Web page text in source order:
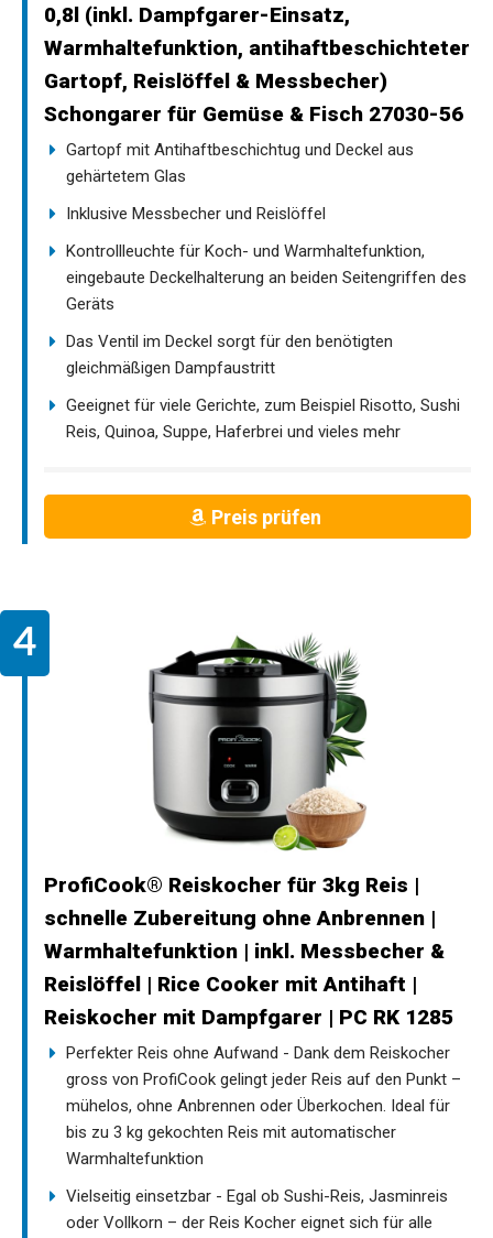
0,8l (inkl. Dampfgarer-Einsatz,
Warmhaltefunktion, antihaftbeschichteter
Gartopf, Reislöffel & Messbecher)
Schongarer für Gemüse & Fisch 27030-56
Gartopf mit Antihaftbeschichtug und Deckel aus
gehärtetem Glas
Inklusive Messbecher und Reislöffel
Kontrollleuchte für Koch- und Warmhaltefunktion,
eingebaute Deckelhalterung an beiden Seitengriffen des
Geräts
Das Ventil im Deckel sorgt für den benötigten
gleichmäßigen Dampfaustritt
Geeignet für viele Gerichte, zum Beispiel Risotto, Sushi
Reis, Quinoa, Suppe, Haferbrei und vieles mehr
Preis prüfen
ProfiCook® Reiskocher für 3kg Reis |
schnelle Zubereitung ohne Anbrennen |
Warmhaltefunktion | inkl. Messbecher &
Reislöffel | Rice Cooker mit Antihaft |
Reiskocher mit Dampfgarer | PC RK 1285
Perfekter Reis ohne Aufwand - Dank dem Reiskocher
gross von ProfiCook gelingt jeder Reis auf den Punkt –
mühelos, ohne Anbrennen oder Überkochen. Ideal für
bis zu 3 kg gekochten Reis mit automatischer
Warmhaltefunktion
Vielseitig einsetzbar - Egal ob Sushi-Reis, Jasminreis
oder Vollkorn – der Reis Kocher eignet sich für alle